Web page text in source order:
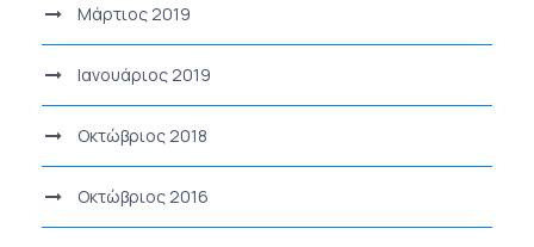
Μάρτιος 2019
Ιανουάριος 2019
Οκτώβριος 2018
Οκτώβριος 2016